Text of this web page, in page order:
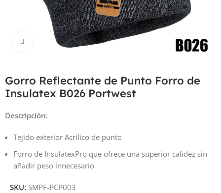
Haga Click para agrandar
Gorro Reflectante de Punto Forro de
Insulatex B026 Portwest
Descripción:
Tejido exterior Acrílico de punto
Forro de InsulatexPro que ofrece una superior calidez sin
añadir peso innecesario
SKU: SMPF-PCP003